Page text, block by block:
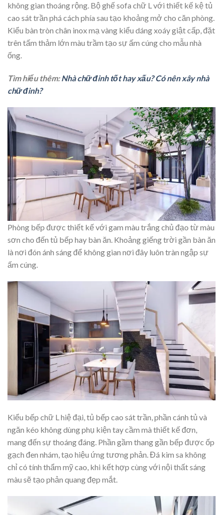
không gian thoáng rộng. Bộ ghế sofa chữ L với thiết kế kệ tủ
cao sát trần phá cách phía sau tạo khoảng mở cho căn phòng.
Kiểu bàn tròn chân inox mạ vàng kiểu dáng xoáy giật cấp, đặt
trên tấm thảm lớn màu trầm tạo sự ấm cúng cho mẫu nhà
ống.
Tìm hiểu thêm:Nhà chữ đinh tốt hay xấu? Có nên xây nhà
chữ đinh?
Phòng bếp được thiết kế với gam màu trắng chủ đạo từ màu
sơn cho đến tủ bếp hay bàn ăn. Khoảng giếng trời gần bàn ăn
là nơi đón ánh sáng để không gian nơi đây luôn tràn ngập sự
ấm cúng.
Kiểu bếp chữ L hiệ đại, tủ bếp cao sát trần, phần cánh tủ và
ngăn kéo không dùng phụ kiện tay cầm mà thiết kế đơn,
mang đến sự thoáng đáng. Phần gầm thang gần bếp được ốp
gạch đen nhám, tạo hiệu ứng tương phản. Đá kim sa không
chỉ có tính thẩm mỹ cao, khi kết hợp cùng với nội thất sáng
màu sẽ tạo phản quang đẹp mắt.